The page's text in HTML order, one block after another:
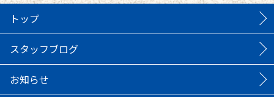
トップ
スタッフブログ
お知らせ